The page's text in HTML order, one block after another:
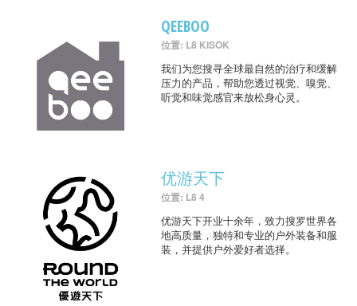
QEEBOO
位置: L8 KISOK
我们为您搜寻全球最自然的治疗和缓解
压力的产品，帮助您透过视觉、嗅觉、
听觉和味觉感官来放松身心灵。
优游天下
位置: L8 4
优游天下开业十余年，致力搜罗世界各
地高质量，独特和专业的户外装备和服
装，并提供户外爱好者选择。